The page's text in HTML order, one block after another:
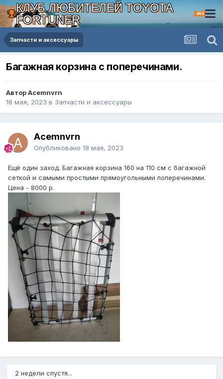
КЛУБ ЛЮБИТЕЛЕЙ TOYOTA
FORTUNER
4X4
Запчасти и аксессуары
Багажная корзина с поперечинами.
Автор Acemnvrn
18 мая, 2023 в Запчасти и аксессуары
Acemnvrn
Опубликовано 18 мая, 2023
Ещё один заход. Багажная корзина 160 на 110 см с багажной
сеткой и самыми простыми прямоугольными поперечинами.
Цена - 8000 р.
2 недели спустя...